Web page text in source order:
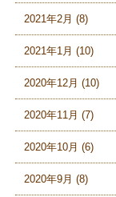
2021年2月 (8)
2021年1月 (10)
2020年12月 (10)
2020年11月 (7)
2020年10月 (6)
2020年9月 (8)